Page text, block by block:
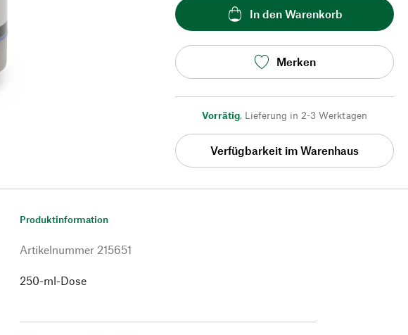
In den Warenkorb
Merken
Vorrätig, Lieferung in 2-3 Werktagen
Verfügbarkeit im Warenhaus
Produktinformation
Artikelnummer 215651
250-ml-Dose